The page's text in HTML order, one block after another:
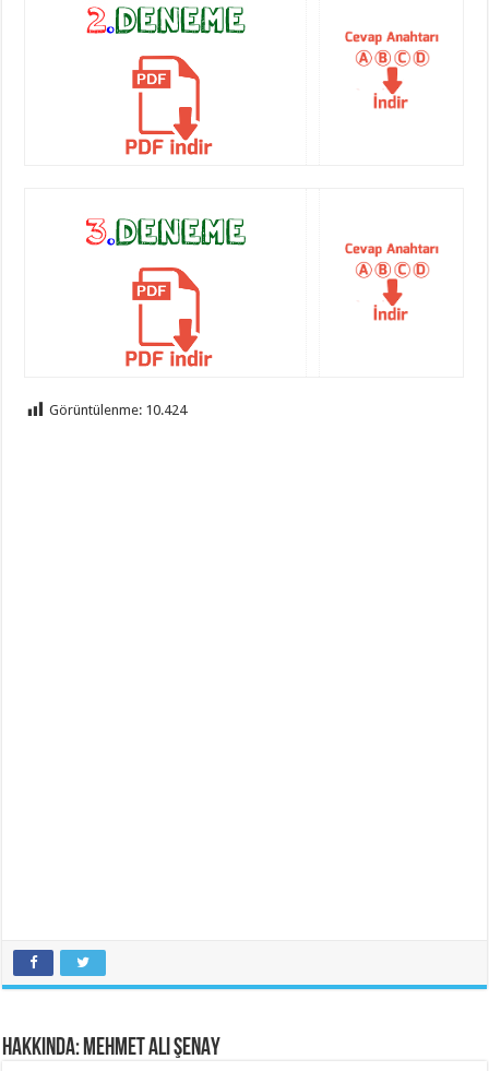
Görüntülenme: 10.424
Hakkında: Mehmet Ali ŞENAY